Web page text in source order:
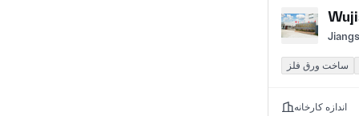
ساخت ورق فلز
اندازه کارخانه